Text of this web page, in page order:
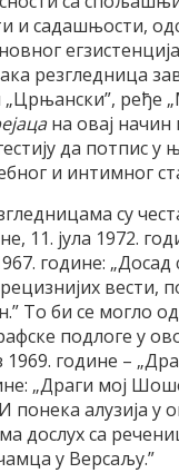
и садашњости,
резгледница
ређе
на овај начин
да потпис
и интимног
су
11. јула 1972.
године:
вести,
То би се могло
подлоге у
1969. године –
„Драги мој
понека алузија у
дослух са
у Версаљу.”